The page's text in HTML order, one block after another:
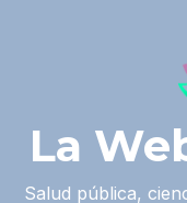
La
Salud pública,